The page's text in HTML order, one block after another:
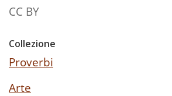
CC BY
Collezione
Proverbi
Arte